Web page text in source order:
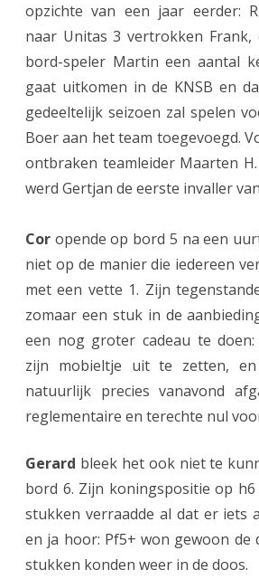
n
l
a
a
w
e
p
u
n
e
n
l
opzichte van een jaar eerder:
naar Unitas 3 vertrokken Frank,
bord-speler Martin een aantal
gaat uitkomen in de KNSB en
gedeeltelijk seizoen zal spelen
Boer aan het team toegevoegd.
ontbraken teamleider Maarten H.
werd Gertjan de eerste invaller
Cor opende op bord 5 na een
niet op de manier die iedereen
met een vette 1. Zijn
zomaar een stuk in de
een nog groter cadeau te
zijn mobieltje uit te zetten,
natuurlijk precies vanavond
reglementaire en terechte nul
Gerard bleek het ook niet te
bord 6. Zijn koningspositie op
stukken verraadde al dat er iets
en ja hoor: Pf5+ won gewoon de
stukken konden weer in de doos.